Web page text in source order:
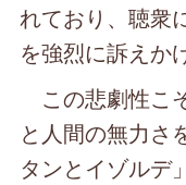
れており、聴衆
を強烈に訴えか
この悲劇性こ
と人間の無力さ
タンとイゾルデ